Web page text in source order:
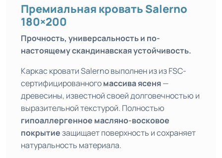
Премиальная кровать Salerno
180×200
Прочность, универсальность и по-
настоящему скандинавская устойчивость.
Каркас кровати Salerno выполнен из из FSC-
сертифицированногомассива ясеня—
древесины, известной своей долговечностью и
выразительной текстурой. Полностью
гипоаллергенное масляно-восковое
покрытиезащищает поверхность и сохраняет
натуральность материала.